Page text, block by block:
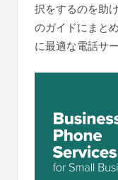
択をするのを助
のガイドにまと
に最適な電話サ